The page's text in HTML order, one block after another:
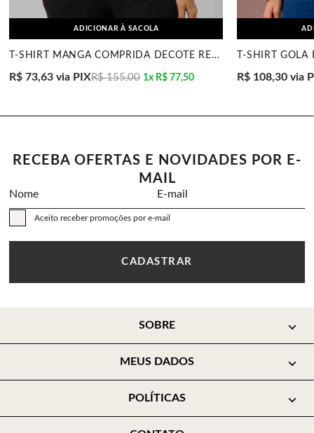
ADICIONAR À SACOLA
T-SHIRT MANGA COMPRIDA DECOTE REDONDO ROSE MIRA VE
R$ 73,63 via PIXR$ 155,00 1x R$ 77,50 R$ 108,30 via
RECEBA OFERTAS E NOVIDADES POR E-
MAIL
Nome E-mail
CADASTRAR
Aceito receber promoções por e-mail
SOBRE
MEUS DADOS
POLÍTICAS